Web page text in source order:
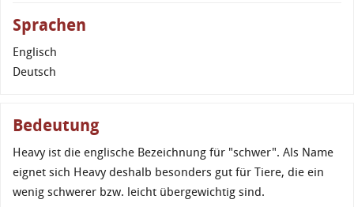
Sprachen
Englisch
Deutsch
Bedeutung
Heavy ist die englische Bezeichnung für "schwer". Als Name
eignet sich Heavy deshalb besonders gut für Tiere, die ein
wenig schwerer bzw. leicht übergewichtig sind.